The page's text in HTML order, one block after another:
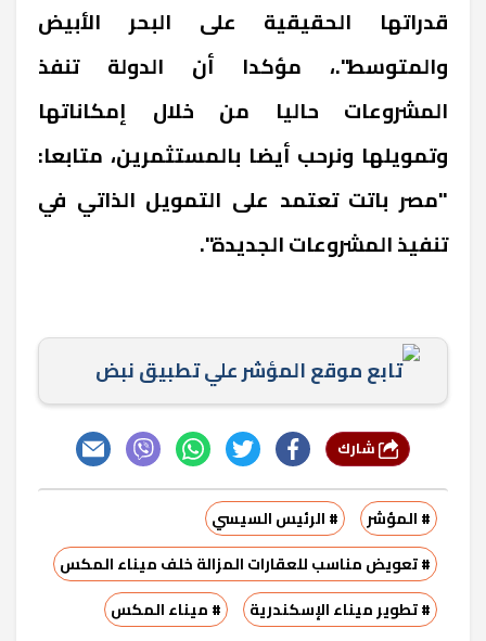
قدراتها الحقيقية على البحر الأبيض
والمتوسط".، مؤكدا أن الدولة تنفذ
المشروعات حاليا من خلال إمكاناتها
وتمويلها ونرحب أيضا بالمستثمرين، متابعا:
"مصر باتت تعتمد على التمويل الذاتي في
تنفيذ المشروعات الجديدة".
تابع موقع المؤشر علي تطبيق نبض
# المؤشر
# الرئيس السيسي
# تعويض مناسب للعقارات المزالة خلف ميناء المكس
# تطوير ميناء الإسكندرية
# ميناء المكس